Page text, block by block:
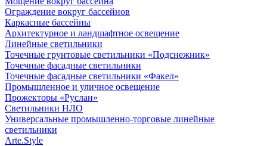
Ограждение вокруг бассейнов
Каркасные бассейны
Архитектурное и ландшафтное освещение
Линейные светильники
Точечные грунтовые светильники «Подснежник»
Точечные фасадные светильники
Точечные фасадные светильники «Факел»
Промышленное и уличное освещение
Прожекторы «Руслан»
Светильники НЛО
Универсальные промышленно-торговые линейные
светильники
Arte.Style